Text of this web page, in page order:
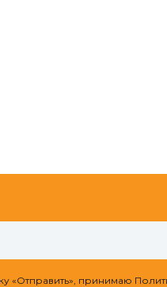
«Отправить», принимаю